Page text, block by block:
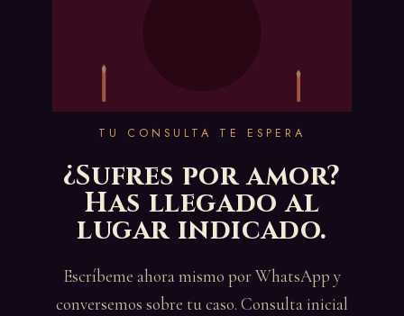
TU CONSULTA TE ESPERA
¿Sufres por amor?
Has llegado al
lugar indicado.
Escríbeme ahora mismo por WhatsApp y
conversemos sobre tu caso. Consulta inicial